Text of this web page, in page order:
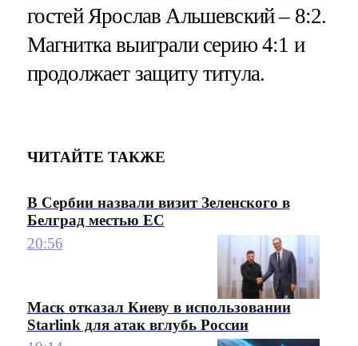
гостей Ярослав Альшевский – 8:2.
Магнитка выиграли серию 4:1 и
продолжает защиту титула.
ЧИТАЙТЕ ТАКЖЕ
В Сербии назвали визит Зеленского в
Белград местью ЕС
20:56
Маск отказал Киеву в использовании
Starlink для атак вглубь России